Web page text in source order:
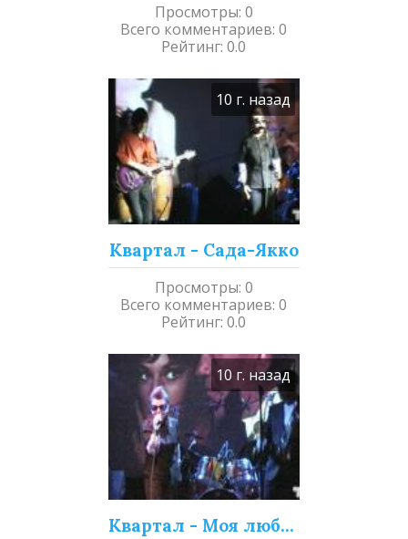
Просмотры: 0
Всего комментариев:0
Рейтинг:0.0
10 г. назад
Квартал - Сада-Якко
Просмотры: 0
Всего комментариев:0
Рейтинг:0.0
10 г. назад
Квартал - Моя любовь осталась в Амстердаме